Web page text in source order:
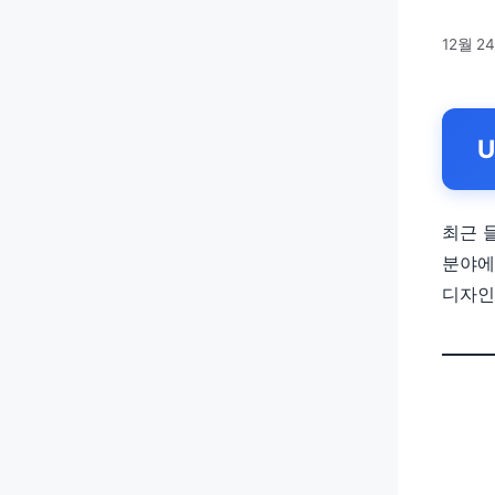
12월
최근
분야
디자